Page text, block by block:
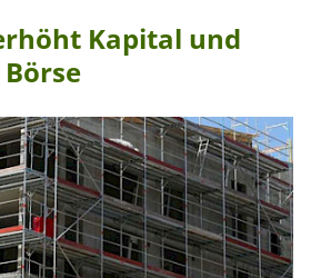
Kapital und